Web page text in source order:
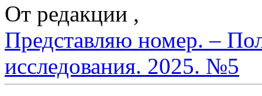
От редакции ,
Представляю номер. –
исследования. 2025. №5